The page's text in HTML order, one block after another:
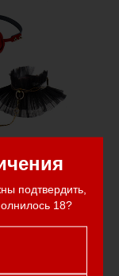
подтвердить,
18?